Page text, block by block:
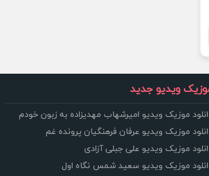
ویدیو جدید
موزیک ویدیو امیرشهاب مهدیزاده به زبون خودم
موزیک ویدیو عرفان فرهنگیان پرونده غم
موزیک ویدیو علی جبلی آزادی
موزیک ویدیو سعید شمس نگاه اول